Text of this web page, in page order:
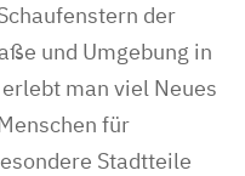
der
und Umgebung in
man viel Neues
für
Stadtteile